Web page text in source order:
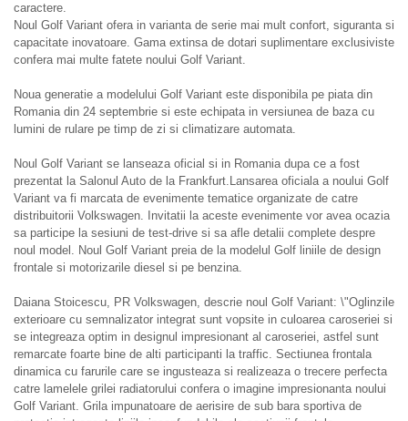
caractere.
Noul Golf Variant ofera in varianta de serie mai mult confort, siguranta si
capacitate inovatoare. Gama extinsa de dotari suplimentare exclusiviste
confera mai multe fatete noului Golf Variant.
Noua generatie a modelului Golf Variant este disponibila pe piata din
Romania din 24 septembrie si este echipata in versiunea de baza cu
lumini de rulare pe timp de zi si climatizare automata.
Noul Golf Variant se lanseaza oficial si in Romania dupa ce a fost
prezentat la Salonul Auto de la Frankfurt.Lansarea oficiala a noului Golf
Variant va fi marcata de evenimente tematice organizate de catre
distribuitorii Volkswagen. Invitatii la aceste evenimente vor avea ocazia
sa participe la sesiuni de test-drive si sa afle detalii complete despre
noul model. Noul Golf Variant preia de la modelul Golf liniile de design
frontale si motorizarile diesel si pe benzina.
Daiana Stoicescu, PR Volkswagen, descrie noul Golf Variant: \"Oglinzile
exterioare cu semnalizator integrat sunt vopsite in culoarea caroseriei si
se integreaza optim in designul impresionant al caroseriei, astfel sunt
remarcate foarte bine de alti participanti la traffic. Sectiunea frontala
dinamica cu farurile care se ingusteaza si realizeaza o trecere perfecta
catre lamelele grilei radiatorului confera o imagine impresionanta noului
Golf Variant. Grila impunatoare de aerisire de sub bara sportiva de